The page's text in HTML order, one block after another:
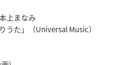
上まなみ
うた」（Universal Music）